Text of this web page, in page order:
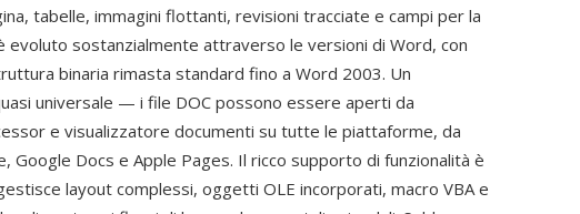
tabelle, immagini flottanti, revisioni tracciate e campi per la
evoluto sostanzialmente attraverso le versioni di Word, con
binaria rimasta standard fino a Word 2003. Un
universale — i file DOC possono essere aperti da
e visualizzatore documenti su tutte le piattaforme, da
Google Docs e Apple Pages. Il ricco supporto di funzionalità è
layout complessi, oggetti OLE incorporati, macro VBA e